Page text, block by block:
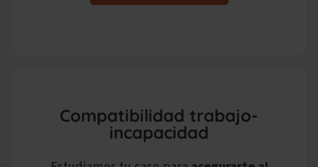
Compatibilidad trabajo-
incapacidad